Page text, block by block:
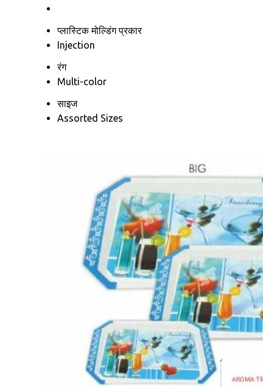
प्लास्टिक मोल्डिंग प्रकार
Injection
रंग
Multi-color
साइज
Assorted Sizes